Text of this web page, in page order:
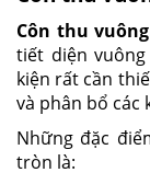
Côn thu
tiết diện
kiện rất cần
và phân bổ các
Những đặc
tròn là: